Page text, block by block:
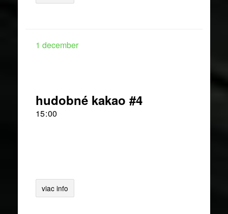
1 december
hudobné kakao #4
15 00
viac info